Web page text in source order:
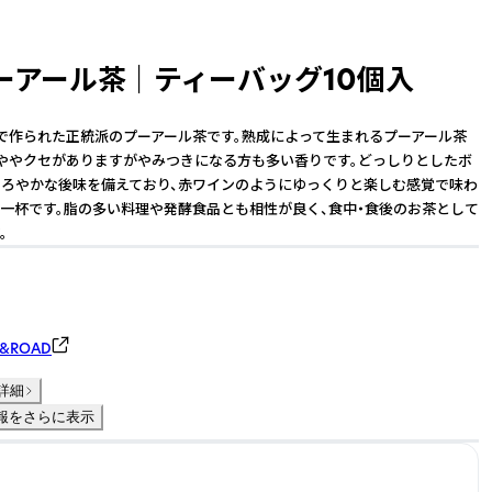
アール茶 ｜ ティーバッグ10個入
作られた正統派のプーアール茶です。熟成によって生まれるプーアール茶
やクセがありますがやみつきになる方も多い香りです。どっしりとしたボ
ろやかな後味を備えており、赤ワインのようにゆっくりと楽しむ感覚で味わ
杯です。脂の多い料理や発酵食品とも相性が良く、食中・食後のお茶として
細
をさらに表示